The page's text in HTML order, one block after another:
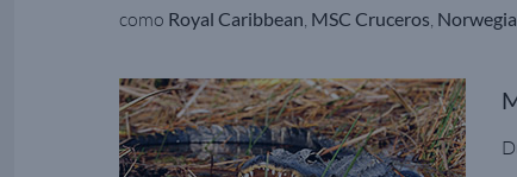
como Royal Caribbean, MSC Cruceros,